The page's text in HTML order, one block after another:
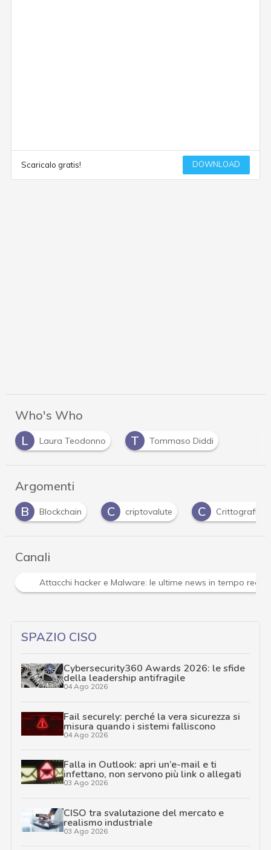
Scaricalo gratis! DOWNLOAD
Who's Who
L
Laura Teodonno T Tommaso Diddi
Argomenti
B
Blockchain C criptovalute C Crittografia
Canali
Attacchi hacker e Malware: le ultime news in tempo
SPAZIO CISO
Cybersecurity360 Awards 2026: le sfide
della leadership antifragile
04 Ago 2026
Fail securely: perché la vera sicurezza si
misura quando i sistemi falliscono
04 Ago 2026
Falla in Outlook: apri un’e-mail e ti
infettano, non servono più link o allegati
03 Ago 2026
CISO tra svalutazione del mercato e
realismo industriale
03 Ago 2026